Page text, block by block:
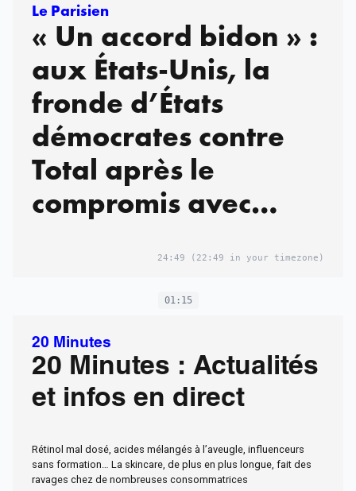
Le Parisien
« Un accord bidon » :
aux États-Unis, la
fronde d’États
démocrates contre
Total après le
compromis avec
24:49 (22:49 in your timezone)
01:15
20 Minutes
20 Minutes : Actualités
et infos en direct
Rétinol mal dosé, acides mélangés à l’aveugle, influenceurs
sans formation… La skincare, de plus en plus longue, fait des
ravages chez de nombreuses consommatrices